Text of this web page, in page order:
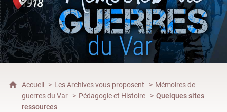
Accueil Les Archives vous proposent
Mémoires de
guerres du Var
Pédagogie et Histoire
Quelques sites
ressources